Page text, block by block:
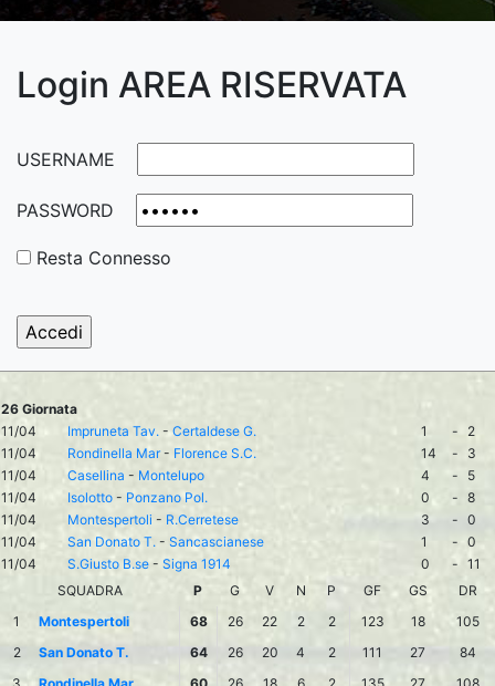
Login AREA RISERVATA
USERNAME
PASSWORD
Resta Connesso
26 Giornata
11/04
Impruneta Tav. - Certaldese G. 1 -
2
11/04
Rondinella Mar- Florence S.C. 14 -
3
11/04
Casellina - Montelupo 4 -
5
11/04
Isolotto - Ponzano Pol. 0 - 8
11/04
Montespertoli - R.Cerretese 3 - 0
11/04
San Donato T. - Sancascianese 1 - 0
11/04
S.Giusto B.se - Signa 1914 0 - 11
SQUADRA
P G V N P GF GS
DR
1
Montespertoli 68 26 22 2 2 123 18
105
2
San Donato T. 64 26 20 4 2 111 27
84